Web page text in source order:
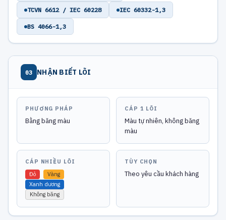
TCVN 6612 / IEC 60228 IEC 60332-1,3
BS 4066-1,3
03 NHẬN BIẾT LÕI
PHƯƠNG PHÁP
Bằng băng màu
CÁP 1 LÕI
Màu tự nhiên, không băng
màu
CÁP NHIỀU LÕI
Đỏ
Vàng
Xanh dương
Không băng
TÙY CHỌN
Theo yêu cầu khách hàng